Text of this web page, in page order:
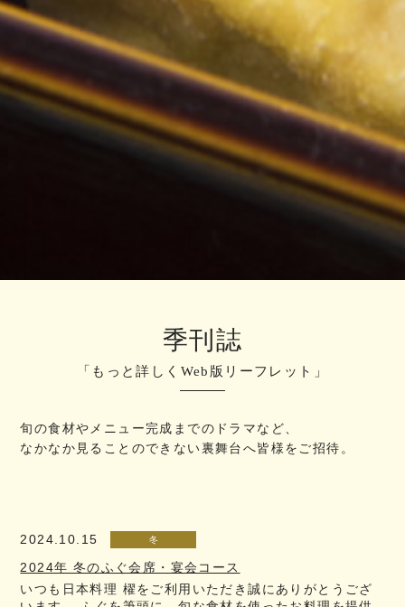
季刊誌
「もっと詳しくWeb版リーフレット」
旬の食材やメニュー完成までのドラマなど、
なかなか見ることのできない裏舞台へ皆様をご招待。
2024.10.15 冬
2024年 冬のふぐ会席・宴会コース
いつも日本料理 櫂をご利用いただき誠にありがとうござ